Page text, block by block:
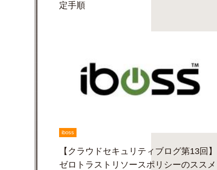
定手順
iboss
【クラウドセキュリティブログ第13回】
ゼロトラストリソースポリシーのススメ